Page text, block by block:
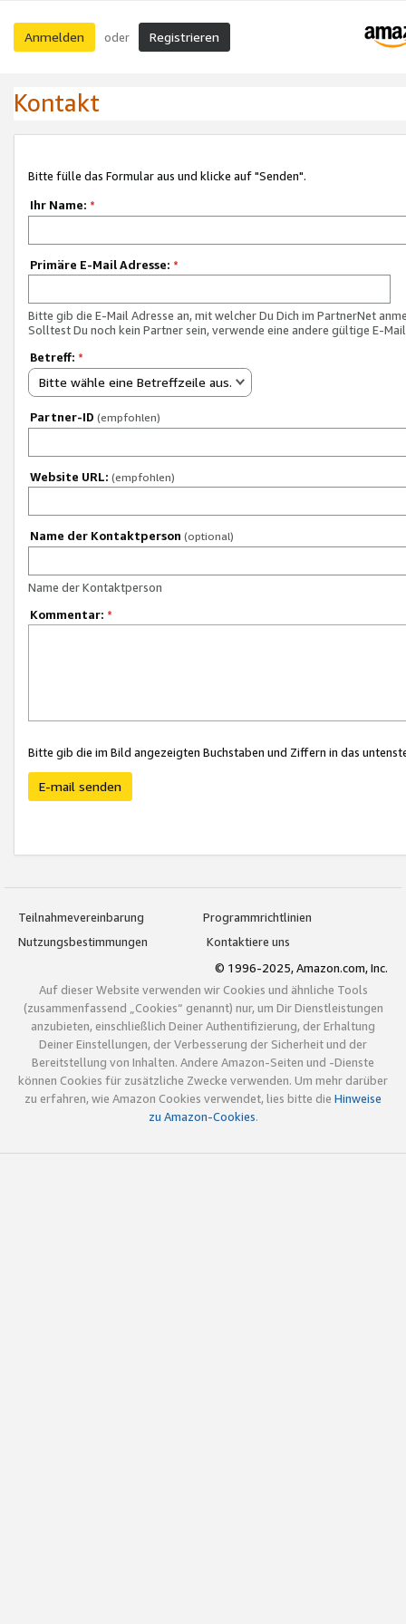
Anmelden oder Registrieren
Kontakt
Bitte fülle das Formular aus und klicke auf "Senden".
Ihr Name: *
Primäre E-Mail Adresse: *
Bitte gib die E-Mail Adresse an, mit welcher Du Dich im PartnerNet
Solltest Du noch kein Partner sein, verwende eine andere gültige E-
Betreff: *
Bitte wähle eine Betreffzeile aus.
Partner-ID (empfohlen)
Website URL: (empfohlen)
Name der Kontaktperson (optional)
Name der Kontaktperson
Kommentar: *
Bitte gib die im Bild angezeigten Buchstaben und Ziffern in das
E-mail senden
Teilnahmevereinbarung
Programmrichtlinien
Nutzungsbestimmungen
Kontaktiere uns
© 1996-2025, Amazon.com, Inc.
Auf dieser Website verwenden wir Cookies und ähnliche Tools
(zusammenfassend „Cookies“ genannt) nur, um Dir Dienstleistungen
anzubieten, einschließlich Deiner Authentifizierung, der Erhaltung
Deiner Einstellungen, der Verbesserung der Sicherheit und der
Bereitstellung von Inhalten. Andere Amazon-Seiten und -Dienste
können Cookies für zusätzliche Zwecke verwenden. Um mehr darüber
zu erfahren, wie Amazon Cookies verwendet, lies bitte die Hinweise
zu Amazon-Cookies.